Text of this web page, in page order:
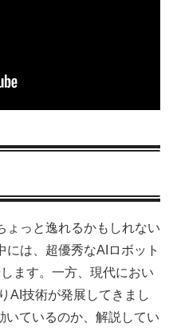
ょっと逸れるかもしれない
には、超優秀なAIロボット
ます。一方、現代におい
AI技術が発展してきまし
いているのか、解説してい